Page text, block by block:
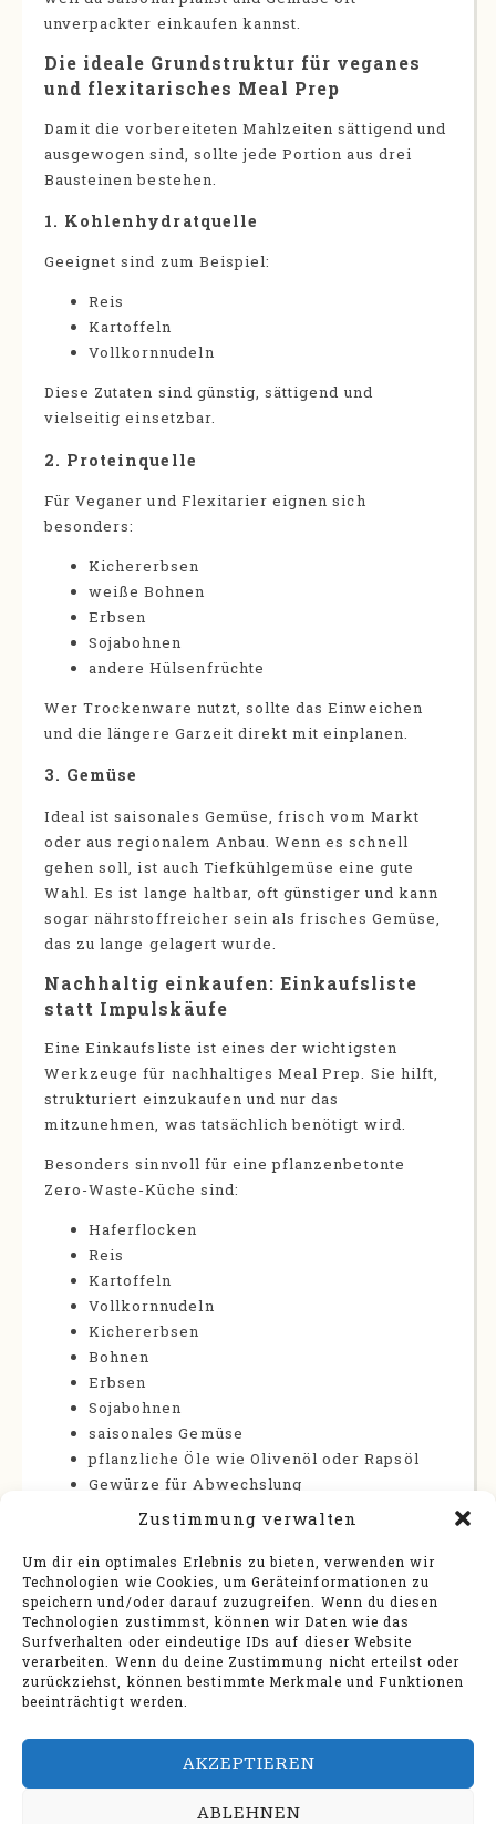
Zustimmung verwalten
Um dir ein optimales Erlebnis zu bieten, verwenden wir
Technologien wie Cookies, um Geräteinformationen zu
speichern und/oder darauf zuzugreifen. Wenn du diesen
Technologien zustimmst, können wir Daten wie das
Surfverhalten oder eindeutige IDs auf dieser Website
verarbeiten. Wenn du deine Zustimmung nicht erteilst oder
zurückziehst, können bestimmte Merkmale und Funktionen
beeinträchtigt werden.
AKZEPTIEREN
ABLEHNEN
unverpackter einkaufen kannst.
Die ideale Grundstruktur für veganes
und flexitarisches Meal Prep
Damit die vorbereiteten Mahlzeiten sättigend und
ausgewogen sind, sollte jede Portion aus drei
Bausteinen bestehen.
1. Kohlenhydratquelle
Geeignet sind zum Beispiel:
Reis
Kartoffeln
Vollkornnudeln
Diese Zutaten sind günstig, sättigend und
vielseitig einsetzbar.
2. Proteinquelle
Für Veganer und Flexitarier eignen sich
besonders:
Kichererbsen
weiße Bohnen
Erbsen
Sojabohnen
andere Hülsenfrüchte
Wer Trockenware nutzt, sollte das Einweichen
und die längere Garzeit direkt mit einplanen.
3. Gemüse
Ideal ist saisonales Gemüse, frisch vom Markt
oder aus regionalem Anbau. Wenn es schnell
gehen soll, ist auch Tiefkühlgemüse eine gute
Wahl. Es ist lange haltbar, oft günstiger und kann
sogar nährstoffreicher sein als frisches Gemüse,
das zu lange gelagert wurde.
Nachhaltig einkaufen: Einkaufsliste
statt Impulskäufe
Eine Einkaufsliste ist eines der wichtigsten
Werkzeuge für nachhaltiges Meal Prep. Sie hilft,
strukturiert einzukaufen und nur das
mitzunehmen, was tatsächlich benötigt wird.
Besonders sinnvoll für eine pflanzenbetonte
Zero-Waste-Küche sind:
Haferflocken
Reis
Kartoffeln
Vollkornnudeln
Kichererbsen
Bohnen
Erbsen
Sojabohnen
saisonales Gemüse
pflanzliche Öle wie Olivenöl oder Rapsöl
Gewürze für Abwechslung
Gewürze sind dabei wichtiger, als viele denken.
Curry, Paprika, Chili oder Kräuter völlig
unterschiedliche Mahlzeiten erzeugen. Das
reduziert Monotonie und verhindert, dass
vorbereitete Speisen langweilig werden.
Meal Prep praktisch umsetzen:
Komponenten statt fertiger
Komplettgerichte
sinnvoll, nicht nur komplette Gerichte